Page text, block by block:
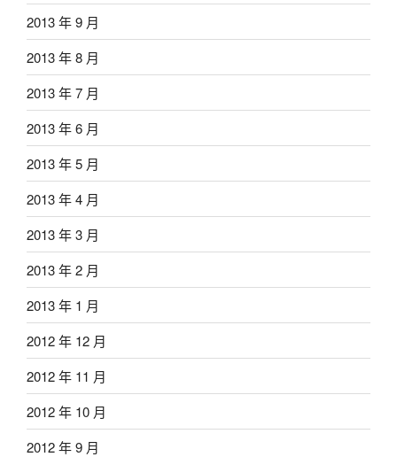
2013 年 9 月
2013 年 8 月
2013 年 7 月
2013 年 6 月
2013 年 5 月
2013 年 4 月
2013 年 3 月
2013 年 2 月
2013 年 1 月
2012 年 12 月
2012 年 11 月
2012 年 10 月
2012 年 9 月